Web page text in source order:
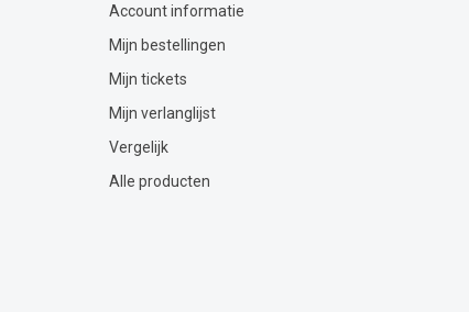
Account informatie
Mijn bestellingen
Mijn tickets
Mijn verlanglijst
Vergelijk
Alle producten